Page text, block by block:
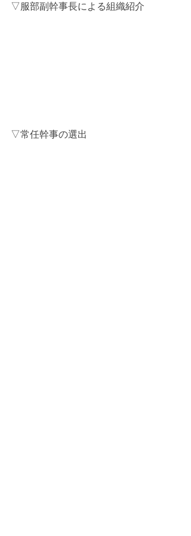
▽服部副幹事長による組織紹介
▽常任幹事の選出